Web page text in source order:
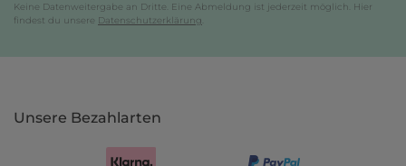
Keine Datenweitergabe an Dritte. Eine Abmeldung ist jederzeit möglich. Hier
findest du unsere Datenschutzerklärung
Unsere Bezahlarten